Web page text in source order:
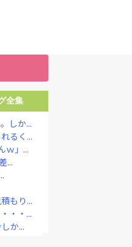
全集
しか...
るく...
ｗ」...
...
もり...
・・...
か...